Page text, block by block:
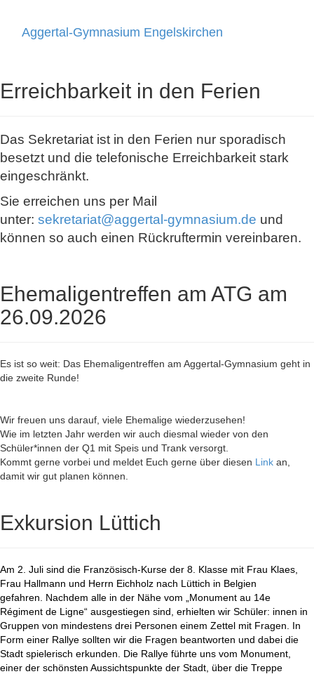
Aggertal-Gymnasium Engelskirchen
Erreichbarkeit in den Ferien
Das Sekretariat ist in den Ferien nur sporadisch
besetzt und die telefonische Erreichbarkeit stark
eingeschränkt.
Sie erreichen uns per Mail
unter: sekretariat@aggertal-gymnasium.de und
können so auch einen Rückruftermin vereinbaren.
Ehemaligentreffen am ATG am
26.09.2026
Es ist so weit: Das Ehemaligentreffen am Aggertal-Gymnasium geht in
die zweite Runde!
Wir freuen uns darauf, viele Ehemalige wiederzusehen!
Wie im letzten Jahr werden wir auch diesmal wieder von den
Schüler*innen der Q1 mit Speis und Trank versorgt.
Kommt gerne vorbei und meldet Euch gerne über diesen Link an,
damit wir gut planen können.
Exkursion Lüttich
Am 2. Juli sind die Französisch-Kurse der 8. Klasse mit Frau Klaes,
Frau Hallmann und Herrn Eichholz nach Lüttich in Belgien
gefahren. Nachdem alle in der Nähe vom „Monument au 14e
Régiment de Ligne“ ausgestiegen sind, erhielten wir Schüler: innen in
Gruppen von mindestens drei Personen einem Zettel mit Fragen. In
Form einer Rallye sollten wir die Fragen beantworten und dabei die
Stadt spielerisch erkunden. Die Rallye führte uns vom Monument,
einer der schönsten Aussichtspunkte der Stadt, über die Treppe